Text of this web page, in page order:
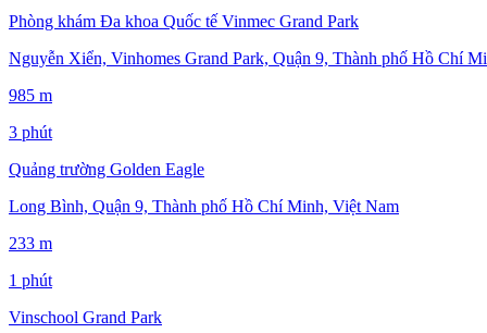
Phòng khám Đa khoa Quốc tế Vinmec Grand Park
Nguyễn Xiển, Vinhomes Grand Park, Quận 9, Thành phố Hồ Chí
985 m
3 phút
Quảng trường Golden Eagle
Long Bình, Quận 9, Thành phố Hồ Chí Minh, Việt Nam
233 m
1 phút
Vinschool Grand Park